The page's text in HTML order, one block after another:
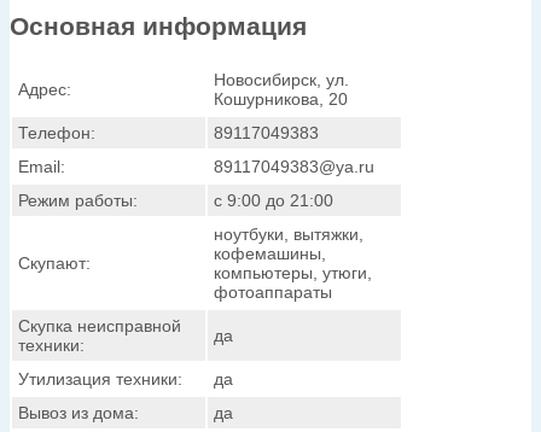
Основная информация
Адрес:
Новосибирск, ул.
Кошурникова, 20
Телефон:
89117049383
Email:
89117049383@ya.ru
Режим работы:
с 9:00 до 21:00
Скупают:
ноутбуки, вытяжки,
кофемашины,
компьютеры, утюги,
фотоаппараты
Скупка неисправной
техники:
да
Утилизация техники:
да
Вывоз из дома:
да